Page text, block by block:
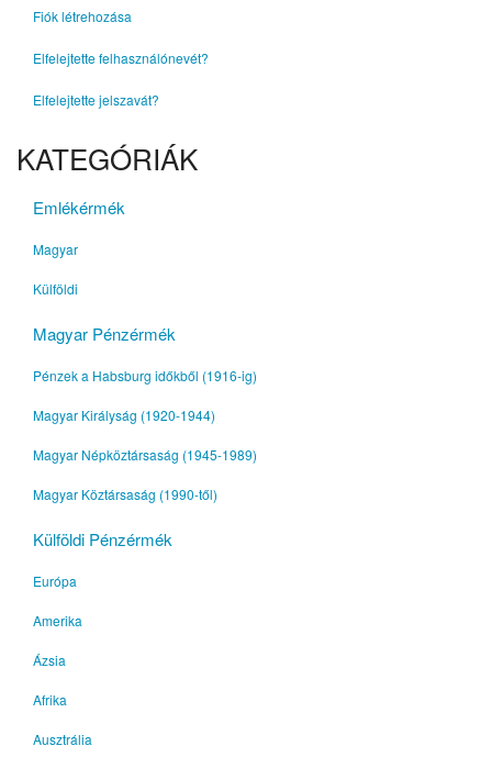
Fiók létrehozása
Elfelejtette felhasználónevét?
Elfelejtette jelszavát?
KATEGÓRIÁK
Emlékérmék
Magyar
Külföldi
Magyar Pénzérmék
Pénzek a Habsburg időkből (1916-ig)
Magyar Királyság (1920-1944)
Magyar Népköztársaság (1945-1989)
Magyar Köztársaság (1990-től)
Külföldi Pénzérmék
Európa
Amerika
Ázsia
Afrika
Ausztrália